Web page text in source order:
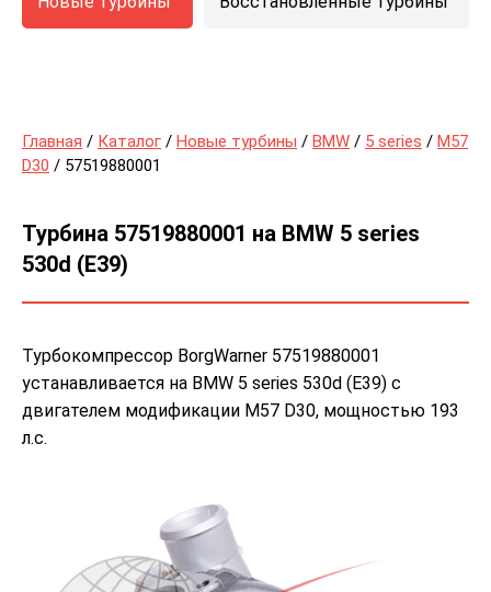
Главная / Каталог / Новые турбины / BMW / 5 series / M57
D30 / 57519880001
Турбина 57519880001 на BMW 5 series
530d (E39)
Турбокомпрессор BorgWarner 57519880001
устанавливается на BMW 5 series 530d (E39) с
двигателем модификации M57 D30, мощностью 193
л.с.